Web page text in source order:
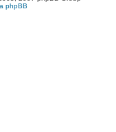
phpBB